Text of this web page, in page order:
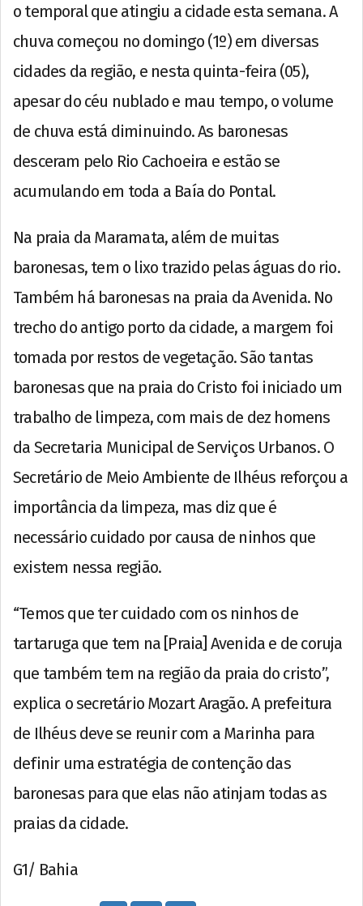
o temporal que atingiu a cidade esta semana. A
chuva começou no domingo (1º) em diversas
cidades da região, e nesta quinta-feira (05),
apesar do céu nublado e mau tempo, o volume
de chuva está diminuindo. As baronesas
desceram pelo Rio Cachoeira e estão se
acumulando em toda a Baía do Pontal.
Na praia da Maramata, além de muitas
baronesas, tem o lixo trazido pelas águas do rio.
Também há baronesas na praia da Avenida. No
trecho do antigo porto da cidade, a margem foi
tomada por restos de vegetação. São tantas
baronesas que na praia do Cristo foi iniciado um
trabalho de limpeza, com mais de dez homens
da Secretaria Municipal de Serviços Urbanos. O
Secretário de Meio Ambiente de Ilhéus reforçou a
importância da limpeza, mas diz que é
necessário cuidado por causa de ninhos que
existem nessa região.
“Temos que ter cuidado com os ninhos de
tartaruga que tem na [Praia] Avenida e de coruja
que também tem na região da praia do cristo”,
explica o secretário Mozart Aragão. A prefeitura
de Ilhéus deve se reunir com a Marinha para
definir uma estratégia de contenção das
baronesas para que elas não atinjam todas as
praias da cidade.
G1/ Bahia